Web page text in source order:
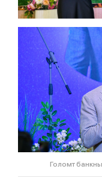
Голомт